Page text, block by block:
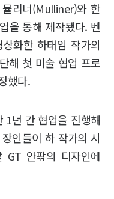
리너(Mulliner)와 한
을 통해 제작됐다. 벤
화한 하태임 작가의
해 첫 미술 협업 프로
했다.
1년 간 협업을 진행해
인들이 하 작가의 시
GT 안팎의 디자인에